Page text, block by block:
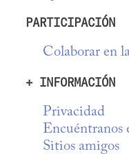
PARTICIPACIÓN
Colaborar en
+ INFORMACIÓN
Privacidad
Encuéntranos
Sitios amigos